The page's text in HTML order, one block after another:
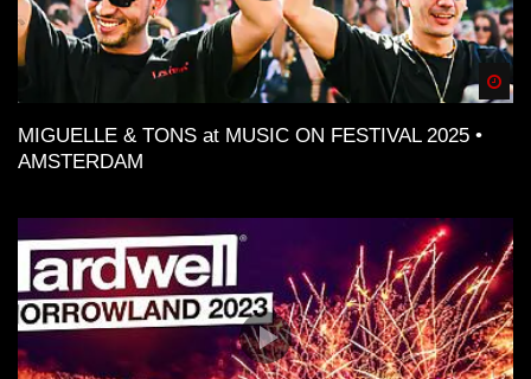
MIGUELLE & TONS at MUSIC ON FESTIVAL 2025 •
AMSTERDAM